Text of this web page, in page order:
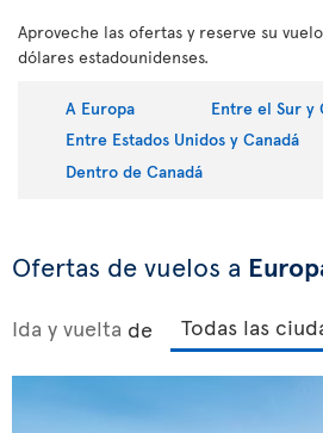
Aproveche las ofertas y reserve su
dólares estadounidenses.
A Europa
Entre el Sur y
Entre Estados Unidos y Canadá
Dentro de Canadá
Ofertas de vuelos a
Ida y vuelta de